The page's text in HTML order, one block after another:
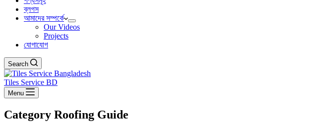
ব্লগস
আমাদের সম্পর্কে
Our Videos
Projects
যোগাযোগ
Search
Tiles Service BD
Menu
Category Roofing Guide